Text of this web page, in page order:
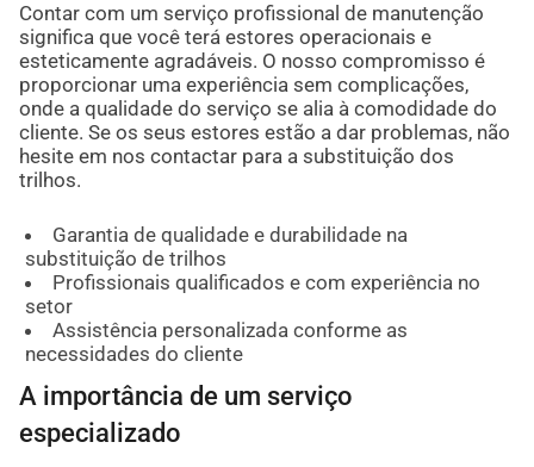
Contar com um serviço profissional de manutenção
significa que você terá estores operacionais e
esteticamente agradáveis. O nosso compromisso é
proporcionar uma experiência sem complicações,
onde a qualidade do serviço se alia à comodidade do
cliente. Se os seus estores estão a dar problemas, não
hesite em nos contactar para a substituição dos
trilhos.
Garantia de qualidade e durabilidade na
substituição de trilhos
Profissionais qualificados e com experiência no
setor
Assistência personalizada conforme as
necessidades do cliente
A importância de um serviço
especializado